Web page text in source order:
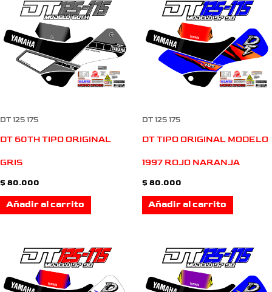
DT 125 175
DT 60TH TIPO ORIGINAL
GRIS
$ 80.000
Añadir al carrito
DT 125 175
DT TIPO ORIGINAL MODELO
1997 ROJO NARANJA
$ 80.000
Añadir al carrito